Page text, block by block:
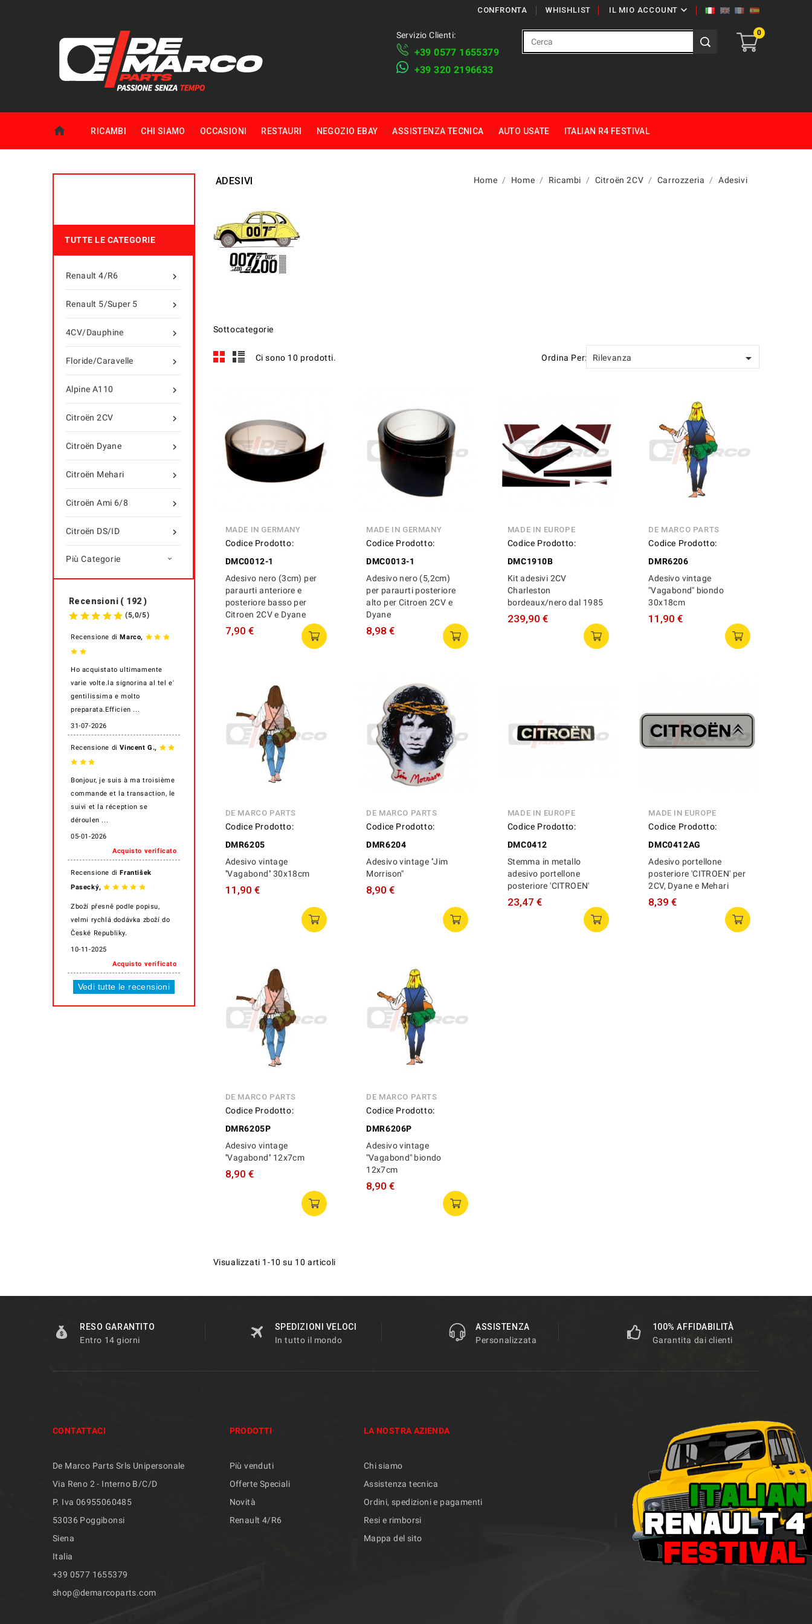
IL MIO ACCOUNT 
WHISHLIST
CONFRONTA
0
Servizio Clienti:
+39 ​​0577 1655379
​+39 320 2196633
RICAMBI CHI SIAMO OCCASIONI RESTAURI NEGOZIO EBAY ASSISTENZA TECNICA AUTO USATE ITALIAN R4 FESTIVAL
TUTTE LE CATEGORIE

Renault 4/R6

Renault 5/Super 5

4CV/Dauphine

Floride/Caravelle

Alpine A110

Citroën 2CV

Citroën Dyane

Citroën Mehari

Citroën Ami 6/8

Citroën DS/ID
Più Categorie 
Recensioni ( 192 )
(5,0/5)
Recensione diMarco,
Ho acquistato ultimamente
varie volte.la signorina al tel e'
gentilissima e molto
preparata.Efficien ...
31-07-2026
Recensione diVincent G.,
Bonjour, je suis à ma troisième
commande et la transaction, le
suivi et la réception se
déroulen ...
05-01-2026
Acquisto verificato
Recensione diFrantišek
Pasecký,
Zboží přesně podle popisu,
velmi rychlá dodávka zboží do
České Republiky.
10-11-2025
Acquisto verificato
Vedi tutte le recensioni
ADESIVI Home Home Ricambi Citroën 2CV Carrozzeria Adesivi
Sottocategorie
Ci sono 10 prodotti. Ordina Per: Rilevanza 
MADE IN GERMANY
Codice Prodotto:
DMC0012-1
Adesivo nero (3cm) per
paraurti anteriore e
posteriore basso per
Citroen 2CV e Dyane
7,90 €
MADE IN GERMANY
Codice Prodotto:
DMC0013-1
Adesivo nero (5,2cm)
per paraurti posteriore
alto per Citroen 2CV e
Dyane
8,98 €
MADE IN EUROPE
Codice Prodotto:
DMC1910B
Kit adesivi 2CV
Charleston
bordeaux/nero dal 1985
239,90 €
DE MARCO PARTS
Codice Prodotto:
DMR6206
Adesivo vintage
''Vagabond'' biondo
30x18cm
11,90 €
DE MARCO PARTS
Codice Prodotto:
DMR6205
Adesivo vintage
''Vagabond'' 30x18cm
11,90 €
DE MARCO PARTS
Codice Prodotto:
DMR6204
Adesivo vintage ''Jim
Morrison''
8,90 €
MADE IN EUROPE
Codice Prodotto:
DMC0412
Stemma in metallo
adesivo portellone
posteriore 'CITROEN'
23,47 €
MADE IN EUROPE
Codice Prodotto:
DMC0412AG
Adesivo portellone
posteriore 'CITROEN' per
2CV, Dyane e Mehari
8,39 €
DE MARCO PARTS
Codice Prodotto:
DMR6205P
Adesivo vintage
''Vagabond'' 12x7cm
8,90 €
DE MARCO PARTS
Codice Prodotto:
DMR6206P
Adesivo vintage
''Vagabond'' biondo
12x7cm
8,90 €
Visualizzati 1-10 su 10 articoli
RESO GARANTITO
Entro 14 giorni
SPEDIZIONI VELOCI
In tutto il mondo
ASSISTENZA
Personalizzata
100% AFFIDABILITÀ
Garantita dai clienti
CONTATTACI
De Marco Parts Srls Unipersonale
Via Reno 2 - Interno B/C/D
P. Iva 06955060485
53036 Poggibonsi
Siena
Italia
+39 ​​0577 1655379
shop@demarcoparts.com
PRODOTTI
Più venduti
Offerte Speciali
Novità
Renault 4/R6
LA NOSTRA AZIENDA
Chi siamo
Assistenza tecnica
Ordini, spedizioni e pagamenti
Resi e rimborsi
Mappa del sito